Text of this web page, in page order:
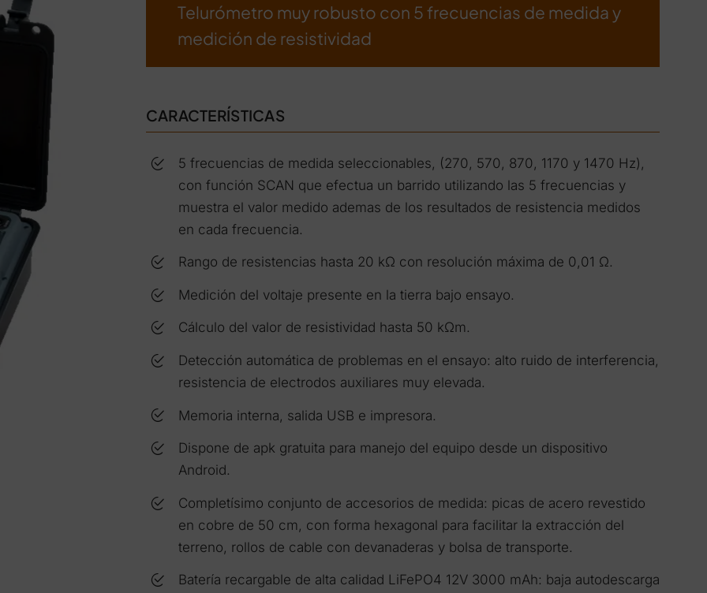
Telurómetro muy robusto con 5 frecuencias de medida y
medición de resistividad
CARACTERÍSTICAS
5 frecuencias de medida seleccionables, (270, 570, 870, 1170 y 1470 Hz),
con función SCAN que efectua un barrido utilizando las 5 frecuencias y
muestra el valor medido ademas de los resultados de resistencia medidos
en cada frecuencia.
Rango de resistencias hasta 20 kΩ con resolución máxima de 0,01 Ω.
Medición del voltaje presente en la tierra bajo ensayo.
Cálculo del valor de resistividad hasta 50 kΩm.
Detección automática de problemas en el ensayo: alto ruido de interferencia,
resistencia de electrodos auxiliares muy elevada.
Memoria interna, salida USB e impresora.
Dispone de apk gratuita para manejo del equipo desde un dispositivo
Android.
Completísimo conjunto de accesorios de medida: picas de acero revestido
en cobre de 50 cm, con forma hexagonal para facilitar la extracción del
terreno, rollos de cable con devanaderas y bolsa de transporte.
Batería recargable de alta calidad LiFePO4 12V 3000 mAh: baja autodescarga